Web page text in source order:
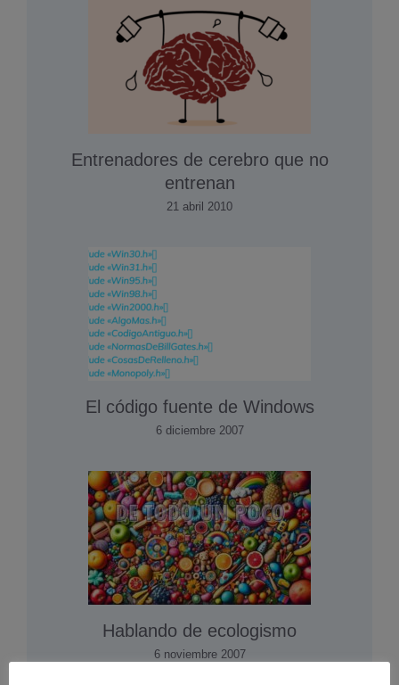
Entrenadores de cerebro que no
entrenan
21 abril 2010
El código fuente de Windows
6 diciembre 2007
Hablando de ecologismo
6 noviembre 2007